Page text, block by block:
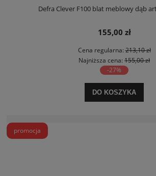
Defra Clever F100 blat meblowy dąb
155,00 zł
Cena regularna:213,10 zł
Najniższa cena: 155,00 zł
-27%
DO KOSZYKA
promocja